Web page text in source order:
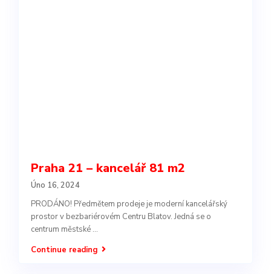
Praha 21 – kancelář 81 m2
Úno 16, 2024
PRODÁNO! Předmětem prodeje je moderní kancelářský
prostor v bezbariérovém Centru Blatov. Jedná se o
centrum městské ...
Continue reading